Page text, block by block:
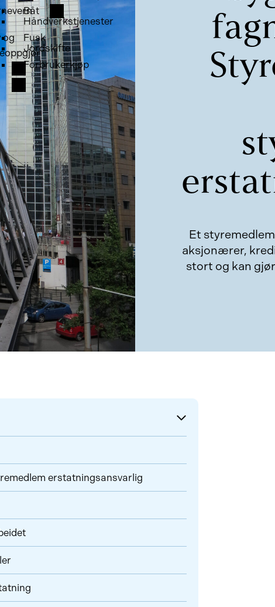
Håndverkstjenester
Jordskifte
og
Båt
Fusk
Forbrukerkjøp
Et
aksjonærer,
stort og kan
erstatningsansvarlig